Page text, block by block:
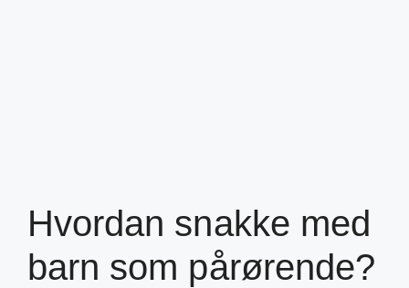
Hvordan snakke med
barn som pårørende?